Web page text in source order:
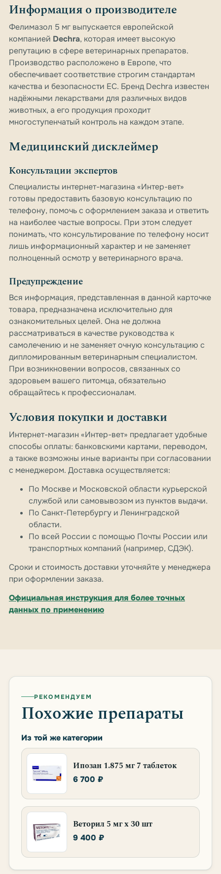
Информация о производителе
Фелимазол 5 мг выпускается европейской
компанией Dechra, которая имеет высокую
репутацию в сфере ветеринарных препаратов.
Производство расположено в Европе, что
обеспечивает соответствие строгим стандартам
качества и безопасности ЕС. Бренд Dechra известен
надёжными лекарствами для различных видов
животных, а его продукция проходит
многоступенчатый контроль на каждом этапе.
Медицинский дисклеймер
Консультации экспертов
Специалисты интернет-магазина «Интер-вет»
готовы предоставить базовую консультацию по
телефону, помочь с оформлением заказа и ответить
на наиболее частые вопросы. При этом следует
понимать, что консультирование по телефону носит
лишь информационный характер и не заменяет
полноценный осмотр у ветеринарного врача.
Предупреждение
Вся информация, представленная в данной карточке
товара, предназначена исключительно для
ознакомительных целей. Она не должна
рассматриваться в качестве руководства к
самолечению и не заменяет очную консультацию с
дипломированным ветеринарным специалистом.
При возникновении вопросов, связанных со
здоровьем вашего питомца, обязательно
обращайтесь к профессионалам.
Условия покупки и доставки
Интернет-магазин «Интер-вет» предлагает удобные
способы оплаты: банковскими картами, переводом,
а также возможны иные варианты при согласовании
с менеджером. Доставка осуществляется:
По Москве и Московской области курьерской
службой или самовывозом из пунктов выдачи.
По Санкт-Петербургу и Ленинградской
области.
По всей России с помощью Почты России или
транспортных компаний (например, СДЭК).
Сроки и стоимость доставки уточняйте у менеджера
при оформлении заказа.
Официальная инструкция для более точных
данных по применению
РЕКОМЕНДУЕМ
Похожие препараты
Из той же категории
Ипозан 1.875 мг 7 таблеток
6 700 ₽
Веторил 5 мг х 30 шт
9 400 ₽